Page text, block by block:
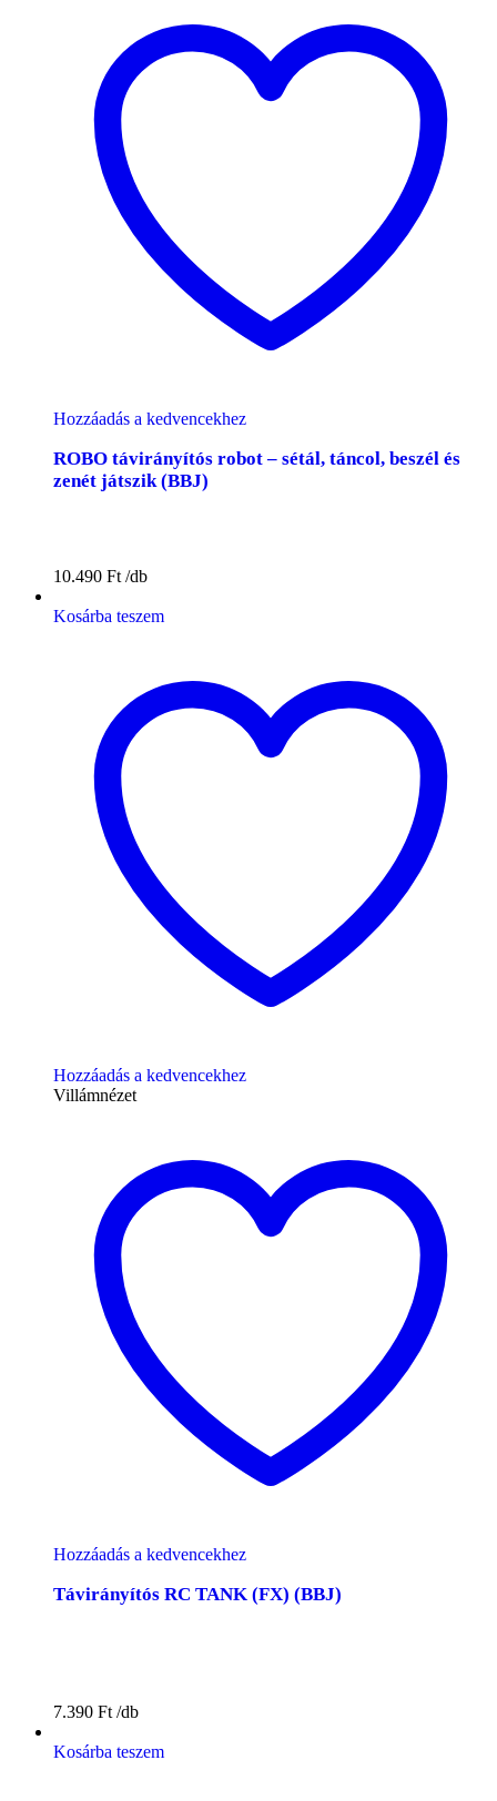
Hozzáadás a kedvencekhez
ROBO távirányítós robot – sétál, táncol, beszél és
zenét játszik (BBJ)
10.490 Ft
Kosárba teszem
Hozzáadás a kedvencekhez
Villámnézet
Hozzáadás a kedvencekhez
Távirányítós RC TANK (FX) (BBJ)
7.390 Ft
Kosárba teszem